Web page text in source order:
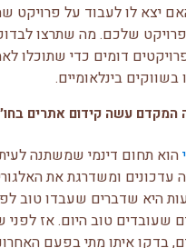
יצא לו לעבוד על פרויקט
שלכם. מה שתרצו
דומים כדי שתוכלו
בינלאומיים.
המקדם עשה קידום אתרים
הוא תחום דינמי שמשתנה
עדכונים ומשדרגת את
היא שדברים שעבדו טוב
שעובדים טוב היום. אז
בדקו איתו מתי בפעם